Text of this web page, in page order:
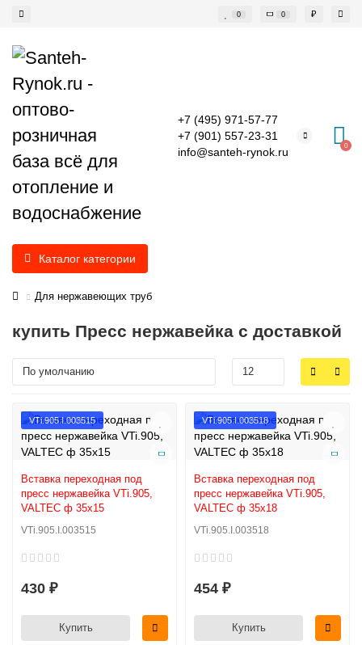
0 0 ₽
+7 (495) 971-57-77
+7 (901) 557-23-31
info@santeh-rynok.ru
0
Каталог категории
Для нержавеющих труб
купить Пресс нержавейка с доставкой
VTi.905.I.003515
Вставка переходная под
пресс нержавейка VTi.905,
VALTEC ф 35х15
VTi.905.I.003515
430 ₽
Купить
VTi.905.I.003518
Вставка переходная под
пресс нержавейка VTi.905,
VALTEC ф 35х18
VTi.905.I.003518
454 ₽
Купить